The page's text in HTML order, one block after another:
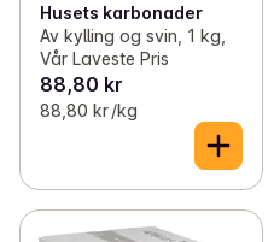
Husets karbonader
Av kylling og svin, 1 kg,
Vår Laveste Pris
88,80 kr
88,80 kr /kg